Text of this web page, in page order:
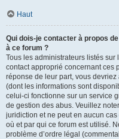
Haut
Qui dois-je contacter à propos
à ce forum ?
Tous les administrateurs listés sur
contact approprié concernant ces
réponse de leur part, vous
(dont les informations sont
celui-ci fonctionne sur un service
de gestion des abus. Veuillez
juridiction et ne peut en aucun
où et par qui ce forum est utilisé.
problème d’ordre légal